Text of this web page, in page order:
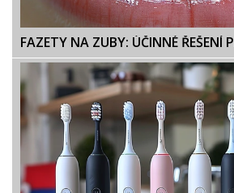
FAZETY NA ZUBY: ÚČINNÉ ŘEŠENÍ